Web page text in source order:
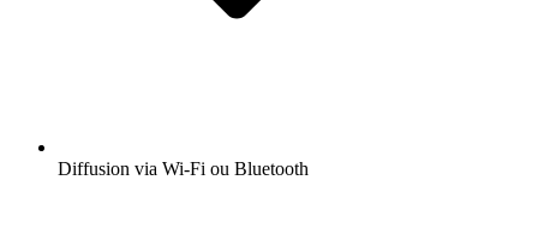
Diffusion via Wi-Fi ou Bluetooth